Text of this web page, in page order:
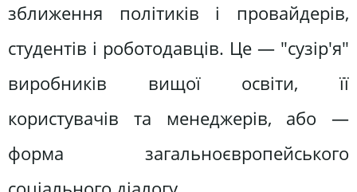
зближення політиків і провайдерів,
студентів і роботодавців. Це — "сузір'я"
виробників вищої освіти, її
користувачів та менеджерів, або —
форма загальноєвропейського